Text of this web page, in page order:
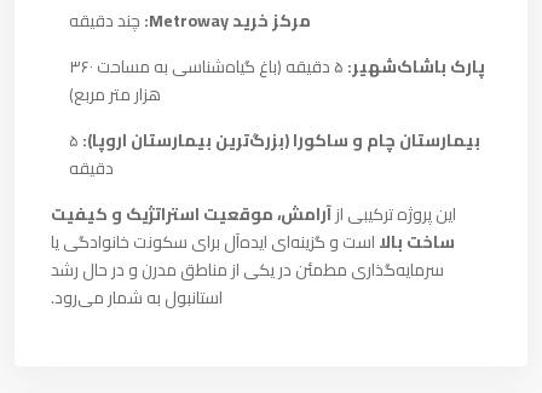
مرکز خرید Metroway:
چند دقیقه
پارک باشاک‌شهیر:
۵ دقیقه (باغ گیاه‌شناسی به مساحت ۳۶۰
هزار متر مربع)
بیمارستان چام و ساکورا (بزرگ‌ترین بیمارستان اروپا):۵
دقیقه
این پروژه ترکیبی ازآرامش، موقعیت استراتژیک و کیفیت
ساخت بالااست و گزینه‌ای ایده‌آل برای سکونت خانوادگی یا
سرمایه‌گذاری مطمئن در یکی از مناطق مدرن و در حال رشد
استانبول به شمار می‌رود.